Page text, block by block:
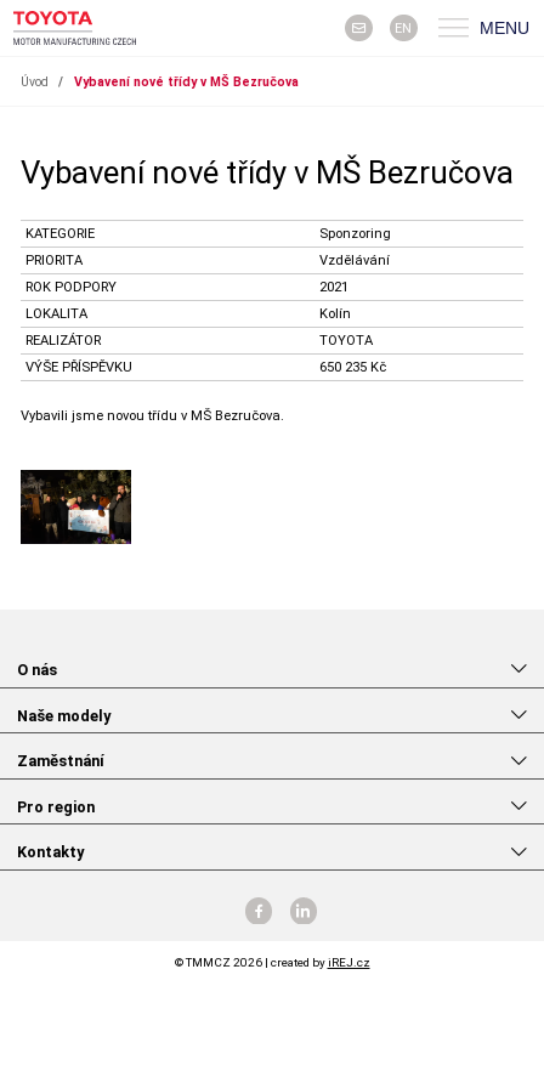
EN MENU
Úvod / Vybavení nové třídy v MŠ Bezručova
Vybavení nové třídy v MŠ Bezručova
KATEGORIE
Sponzoring
PRIORITA
Vzdělávání
ROK PODPORY
2021
LOKALITA
Kolín
REALIZÁTOR
TOYOTA
VÝŠE PŘÍSPĚVKU
650 235 Kč
Vybavili jsme novou třídu v MŠ Bezručova.
O nás
Naše modely
Zaměstnání
Pro region
Kontakty
© TMMCZ 2026 | created byiREJ.cz